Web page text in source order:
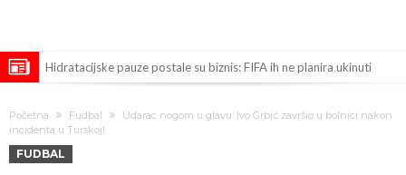
Hidratacijske pauze postale su biznis: FIFA ih ne planira ukinuti
Atletika?!
Ovo se Novaku nikad nije dešavalo: Sinner i Alcaraz odustaju, a
Zverev se odmah “raspao”
Infantino imao ljubavnicu: Isplivale skandalozne informacije, dobila je
Početna Fudbal
Udarac nogom u glavu: Ivo Grbić završio u bolnici nakon
incidenta u Turskoj!
FUDBAL